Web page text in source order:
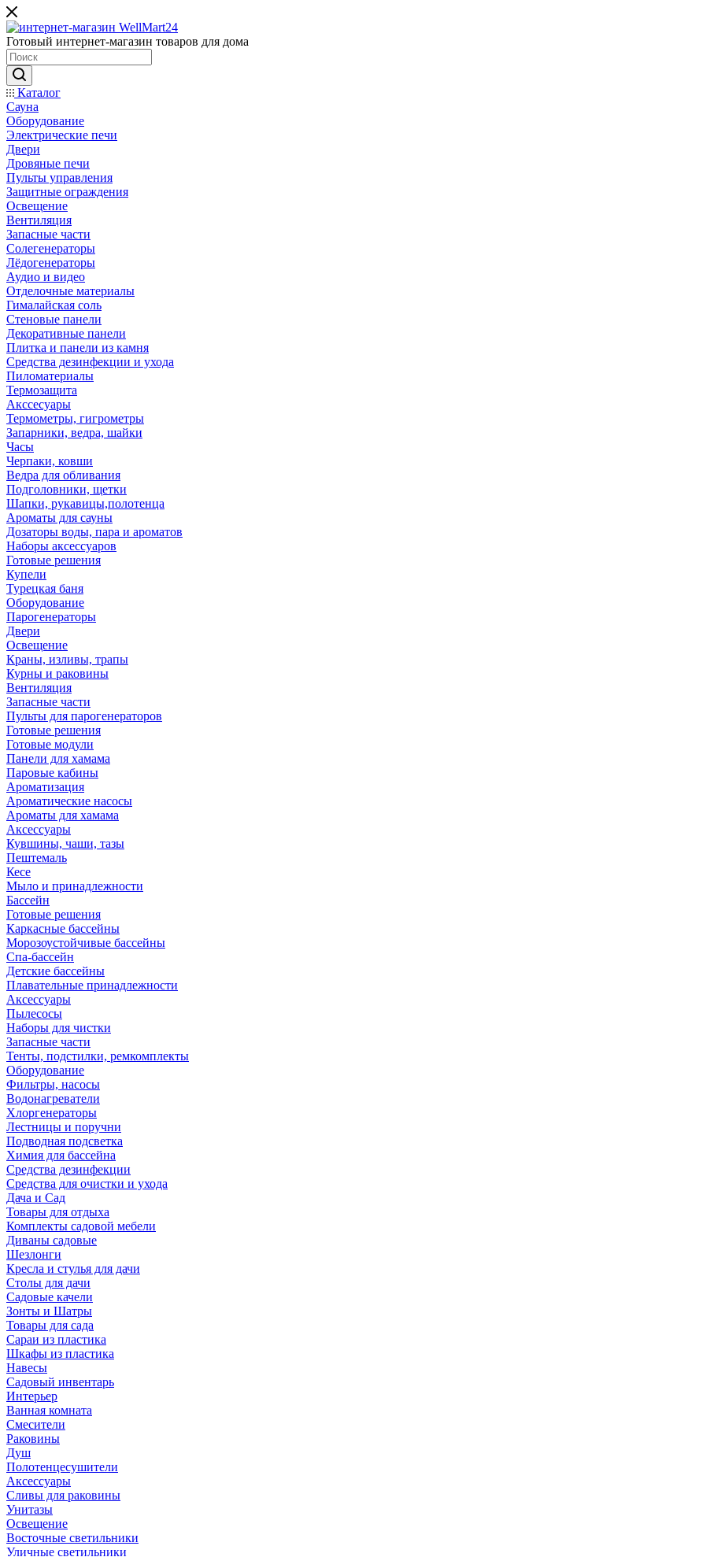
Готовый интернет-магазин товаров для дома
Каталог
Сауна
Оборудование
Электрические печи
Двери
Дровяные печи
Пульты управления
Защитные ограждения
Освещение
Вентиляция
Запасные части
Солегенераторы
Лёдогенераторы
Аудио и видео
Отделочные материалы
Гималайская соль
Стеновые панели
Декоративные панели
Плитка и панели из камня
Средства дезинфекции и ухода
Пиломатериалы
Термозащита
Аксcесуары
Термометры, гигрометры
Запарники, ведра, шайки
Часы
Черпаки, ковши
Ведра для обливания
Подголовники, щетки
Шапки, рукавицы,полотенца
Ароматы для сауны
Дозаторы воды, пара и ароматов
Наборы аксессуаров
Готовые решения
Купели
Турецкая баня
Оборудование
Парогенераторы
Двери
Освещение
Краны, изливы, трапы
Курны и раковины
Вентиляция
Запасные части
Пульты для парогенераторов
Готовые решения
Готовые модули
Панели для хамама
Паровые кабины
Ароматизация
Ароматические насосы
Ароматы для хамама
Аксессуары
Кувшины, чаши, тазы
Пештемаль
Кесе
Мыло и принадлежности
Бассейн
Готовые решения
Каркасные бассейны
Морозоустойчивые бассейны
Спа-бассейн
Детские бассейны
Плавательные принадлежности
Аксессуары
Пылесосы
Наборы для чистки
Запасные части
Тенты, подстилки, ремкомплекты
Оборудование
Фильтры, насосы
Водонагреватели
Хлоргенераторы
Лестницы и поручни
Подводная подсветка
Химия для бассейна
Средства дезинфекции
Средства для очистки и ухода
Дача и Сад
Товары для отдыха
Комплекты садовой мебели
Диваны садовые
Шезлонги
Кресла и стулья для дачи
Столы для дачи
Садовые качели
Зонты и Шатры
Товары для сада
Сараи из пластика
Шкафы из пластика
Навесы
Садовый инвентарь
Интерьер
Ванная комната
Смесители
Раковины
Душ
Полотенцесушители
Аксессуары
Сливы для раковины
Унитазы
Освещение
Восточные светильники
Уличные светильники